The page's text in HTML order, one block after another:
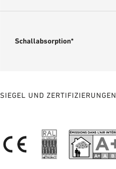
Schallabsorption*
SIEGEL UND ZERTIFIZIERUNGEN